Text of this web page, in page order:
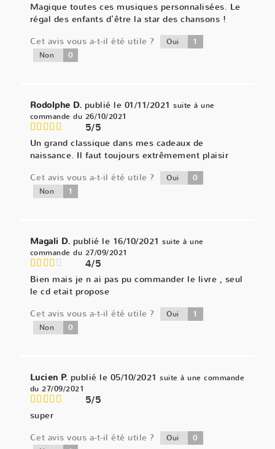
Magique toutes ces musiques personnalisées. Le
régal des enfants d'être la star des chansons !
Cet avis vous a-t-il été utile ?
Oui 1
Non 0
Rodolphe D. publié le 01/11/2021 suite à une
commande du 26/10/2021
5/5
Un grand classique dans mes cadeaux de
naissance. Il faut toujours extrêmement plaisir
Cet avis vous a-t-il été utile ?
Oui 0
Non 1
Magali D. publié le 16/10/2021 suite à une
commande du 27/09/2021
4/5
Bien mais je n ai pas pu commander le livre , seul
le cd etait propose
Cet avis vous a-t-il été utile ?
Oui 1
Non 0
Lucien P. publié le 05/10/2021 suite à une commande
du 27/09/2021
5/5
super
Cet avis vous a-t-il été utile ?
Oui 0